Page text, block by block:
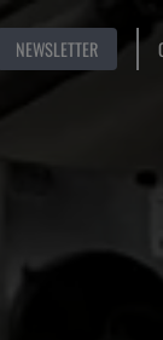
NEWSLETTER